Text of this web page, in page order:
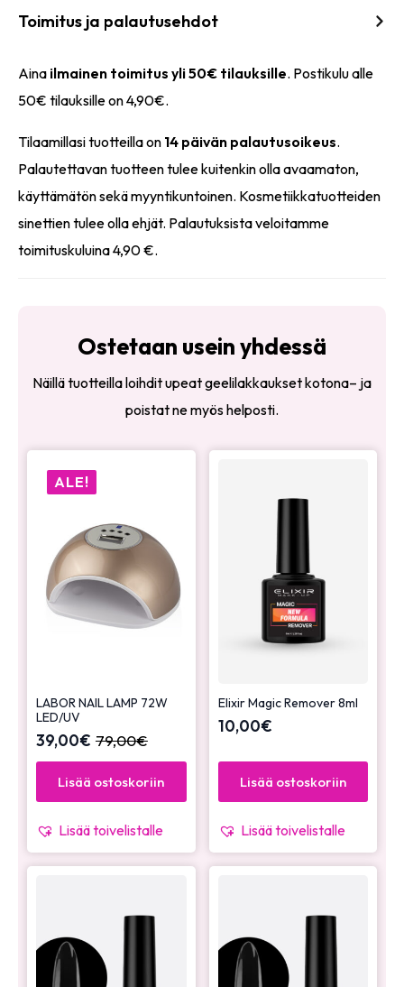
Toimitus ja palautusehdot
Aina ilmainen toimitus yli 50€ tilauksille. Postikulu alle
50€ tilauksille on 4,90€.
Tilaamillasi tuotteilla on 14 päivän palautusoikeus.
Palautettavan tuotteen tulee kuitenkin olla avaamaton,
käyttämätön sekä myyntikuntoinen. Kosmetiikkatuotteiden
sinettien tulee olla ehjät. Palautuksista veloitamme
toimituskuluina 4,90 €.
Ostetaan usein yhdessä
Näillä tuotteilla loihdit upeat geelilakkaukset kotona– ja
poistat ne myös helposti.
ALE!
LABOR NAIL LAMP 72W
LED/UV
79,00€
39,00€
Lisää ostoskoriin
Lisää toivelistalle
Elixir Magic Remover 8ml
10,00€
Lisää ostoskoriin
Lisää toivelistalle